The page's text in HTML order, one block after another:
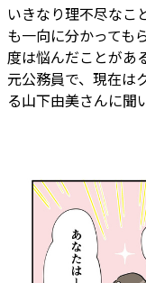
いきなり理不尽なこ
も一向に分かって
度は悩んだことがあ
元公務員で、現在は
る山下由美さんに聞